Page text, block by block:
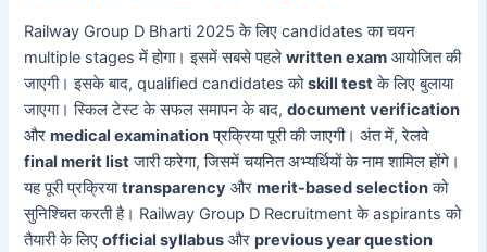
Railway Group D Bharti 2025 के लिए candidates का चयन
multiple stages में होगा। इसमें सबसे पहलेwritten exam आयोजित की
जाएगी। इसके बाद, qualified candidates कोskill testके लिए बुलाया
जाएगा। स्किल टेस्ट के सफल समापन के बाद,document verification
औरmedical examinationप्रक्रिया पूरी की जाएगी। अंत में, रेलवे
final merit listजारी करेगा, जिसमें चयनित अभ्यर्थियों के नाम शामिल होंगे।
यह पूरी प्रक्रियाtransparency औरmerit-based selectionको
सुनिश्चित करती है। Railway Group D Recruitment के aspirants को
तैयारी के लिएofficial syllabus औरprevious year question